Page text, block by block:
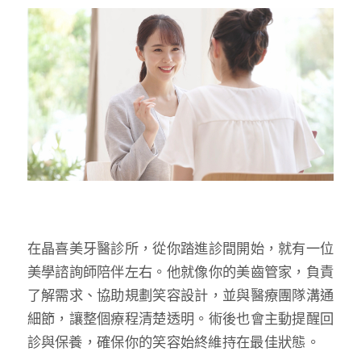
在晶喜美牙醫診所，從你踏進診間開始，就有一位
美學諮詢師陪伴左右。他就像你的美齒管家，負責
了解需求、協助規劃笑容設計，並與醫療團隊溝通
細節，讓整個療程清楚透明。術後也會主動提醒回
診與保養，確保你的笑容始終維持在最佳狀態。